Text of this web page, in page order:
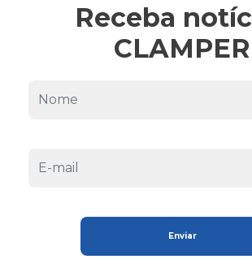
Receba
CLAMPER